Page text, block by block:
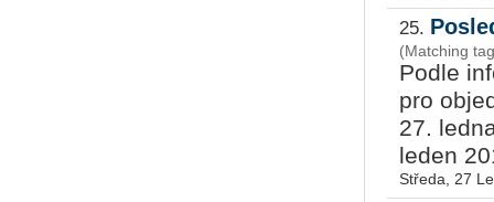
25.
(Matching
Podle
pro
27.
leden
Středa, 27